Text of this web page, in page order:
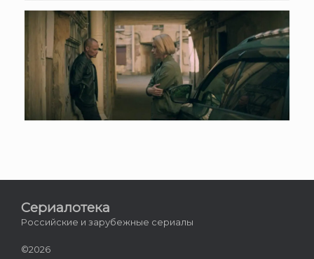
Сериалотека
Российские и зарубежные сериалы
©2026